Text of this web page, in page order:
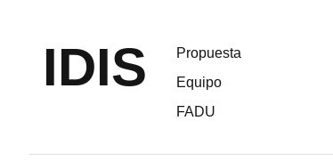
IDIS
Propuesta
Equipo
FADU